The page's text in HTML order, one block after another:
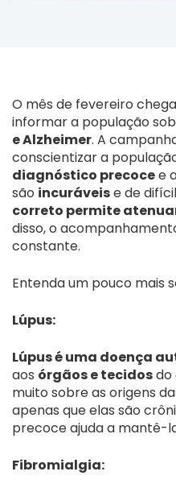
O mês de fevereiro
informar a população
e Alzheimer. A
conscientizar a
diagnóstico precocee
são incuráveise de
correto permite
disso, o
constante.
Entenda um pouco mais
Lúpus:
Lúpus é uma doença
aos órgãos e tecidosdo
muito sobre as origens
apenas que elas são
precoce ajuda a mantê-
Fibromialgia: